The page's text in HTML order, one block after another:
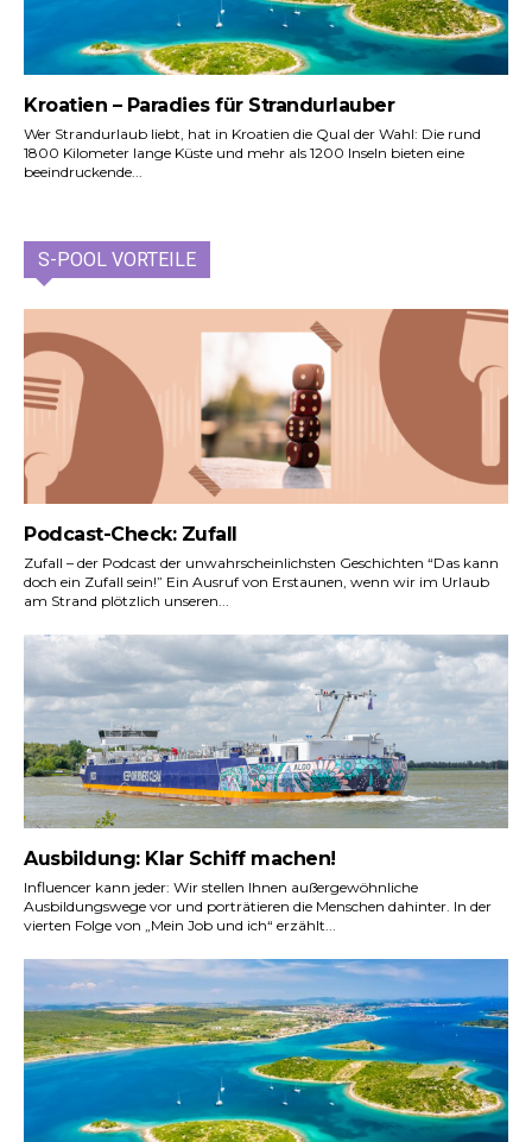
Kroatien – Paradies für Strandurlauber
Wer Strandurlaub liebt, hat in Kroatien die Qual der Wahl: Die rund
1800 Kilometer lange Küste und mehr als 1200 Inseln bieten eine
beeindruckende...
S-POOL VORTEILE
Podcast-Check: Zufall
Zufall – der Podcast der unwahrscheinlichsten Geschichten “Das kann
doch ein Zufall sein!” Ein Ausruf von Erstaunen, wenn wir im Urlaub
am Strand plötzlich unseren...
Ausbildung: Klar Schiff machen!
Influencer kann jeder: Wir stellen Ihnen außergewöhnliche
Ausbildungswege vor und porträtieren die Menschen dahinter. In der
vierten Folge von „Mein Job und ich“ erzählt...